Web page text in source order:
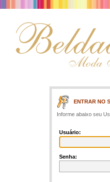
ENTRAR NO
Informe abaixo seu
Usuário:
Senha: